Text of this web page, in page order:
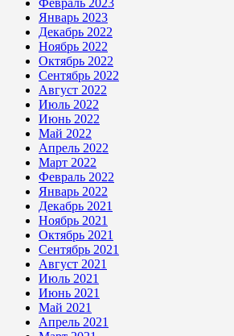
Январь 2023
Декабрь 2022
Ноябрь 2022
Октябрь 2022
Сентябрь 2022
Август 2022
Июль 2022
Июнь 2022
Май 2022
Апрель 2022
Март 2022
Февраль 2022
Январь 2022
Декабрь 2021
Ноябрь 2021
Октябрь 2021
Сентябрь 2021
Август 2021
Июль 2021
Июнь 2021
Май 2021
Апрель 2021